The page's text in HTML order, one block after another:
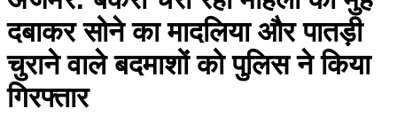
दबाकर सोने का मादलिया और पातड़ी
चुराने वाले बदमाशों को पुलिस ने किया
गिरफ्तार